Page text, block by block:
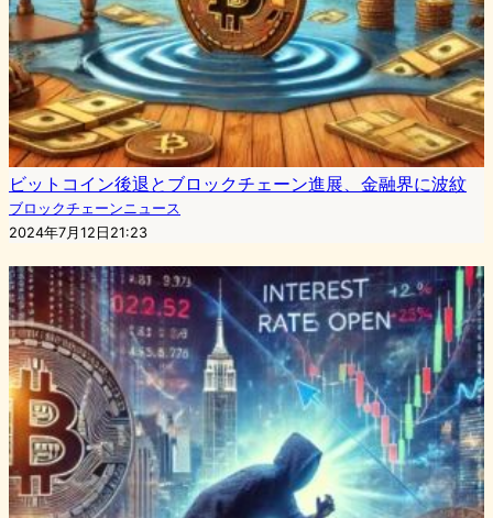
ビットコイン後退とブロックチェーン進展、金融界に波紋
ブロックチェーンニュース
2024年7月12日21:23